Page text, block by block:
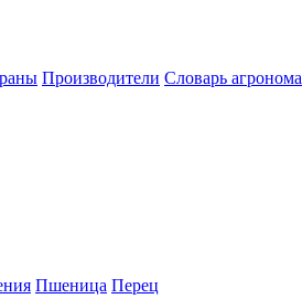
Производители Словарь агронома
Пшеница Перец